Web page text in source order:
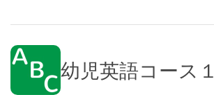
幼児英語コース１